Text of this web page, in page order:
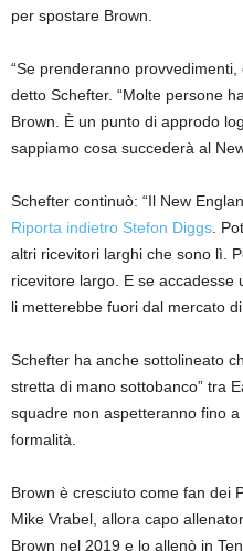
per spostare Brown.
“Se prenderanno
detto Schefter. “Molte persone
Brown. È un punto di approdo
sappiamo cosa succederà al
Schefter continuò: “Il New
Riporta indietro Stefon Diggs.
altri ricevitori larghi che sono lì.
ricevitore largo. E se
li metterebbe fuori dal mercato di
Schefter ha anche sottolineato
stretta di mano sottobanco” tra
squadre non aspetteranno fino
formalità.
Brown è cresciuto come fan dei
Mike Vrabel, allora capo
Brown nel 2019 e lo allenò in